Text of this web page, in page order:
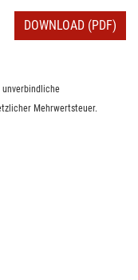
DOWNLOAD (PDF)
unverbindliche
Mehrwertsteuer.